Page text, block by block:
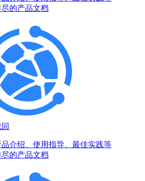
的产品文档
介绍、使用指导、最佳实践等
的产品文档